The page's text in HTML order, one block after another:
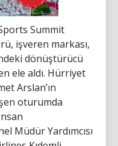
Summit
işveren markası,
dönüştürücü
ele aldı. Hürriyet
Arslan’ın
oturumda
Müdür Yardımcısı